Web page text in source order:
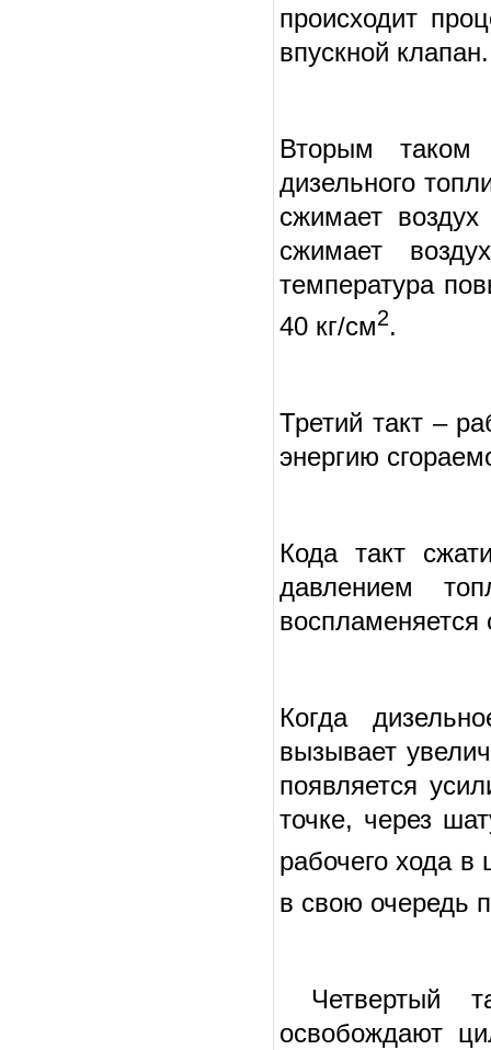
происходит
впускной клапан.
Вторым таком
дизельного
сжимает
сжимает
температура
40 кг/см2.
Третий такт –
энергию
Кода такт
давлением
воспламеняется
Когда
вызывает
появляется
точке, через
рабочего хода в
в свою очередь
Четвертый
освобождают